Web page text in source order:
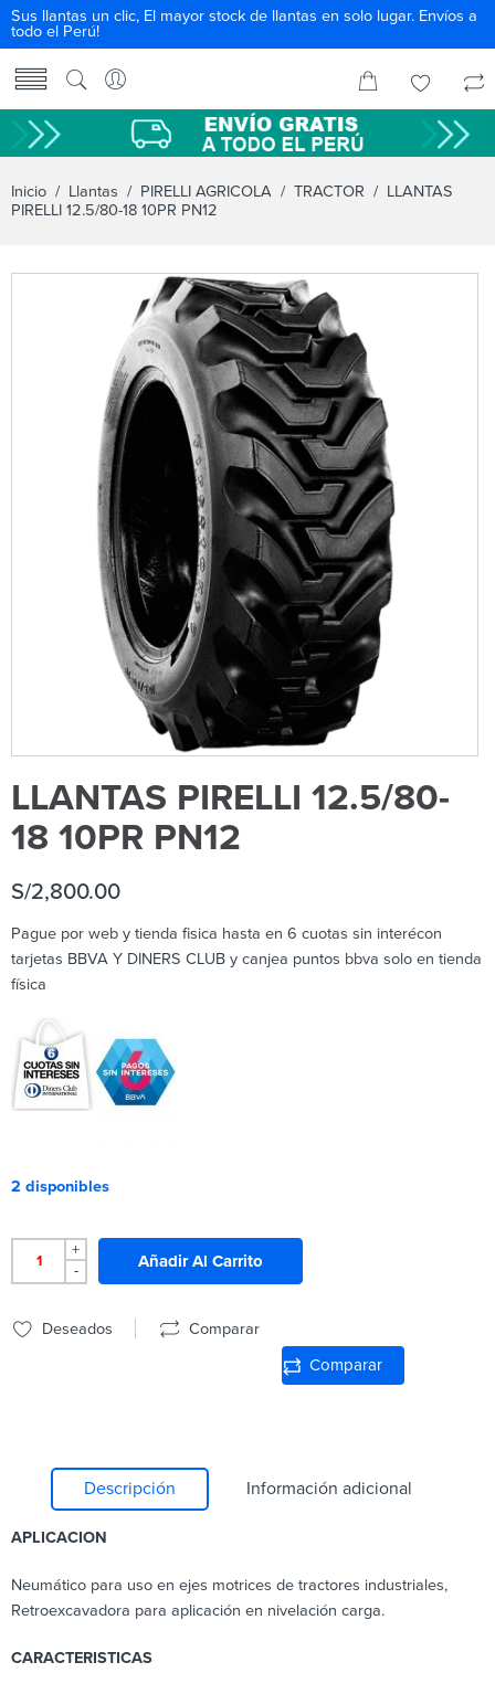
Sus llantas un clic, El mayor stock de llantas en solo lugar. Envíos a
todo el Perú!
Inicio / Llantas / PIRELLI AGRICOLA / TRACTOR / LLANTAS
PIRELLI 12.5/80-18 10PR PN12
LLANTAS PIRELLI 12.5/80-
18 10PR PN12
S/2,800.00
Pague por web y tienda fisica hasta en 6 cuotas sin interécon
tarjetas BBVA Y DINERS CLUB y canjea puntos bbva solo en tienda
física
2 disponibles
+
-
Añadir Al Carrito
Deseados Comparar
Comparar
Descripción Información adicional
APLICACION
Neumático para uso en ejes motrices de tractores industriales,
Retroexcavadora para aplicación en nivelación carga.
CARACTERISTICAS